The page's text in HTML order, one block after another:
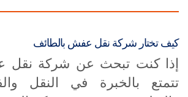
كيف تختار شركة نقل عفش بالطائف
إذا كنت تبحث عن شركة نقل
تتمتع بالخبرة في النقل